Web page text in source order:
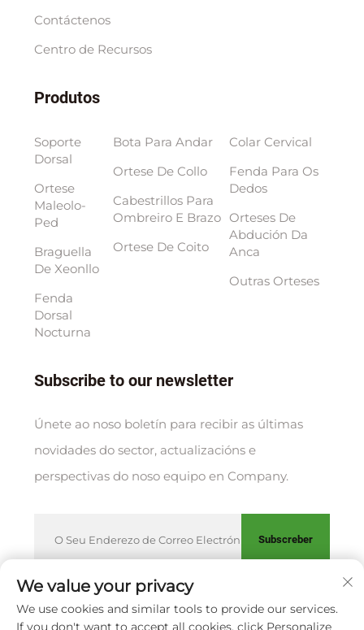
Contáctenos
Centro de Recursos
Produtos
Soporte
Dorsal
Ortese
Maleolo-
Ped
Braguella
De Xeonllo
Fenda
Dorsal
Nocturna
Bota Para Andar
Ortese De Collo
Cabestrillos Para
Ombreiro E Brazo
Ortese De Coito
Colar Cervical
Fenda Para Os
Dedos
Orteses De
Abdución Da
Anca
Outras Orteses
Subscribe to our newsletter
Únete ao noso boletín para recibir as últimas
novidades do sector, actualizacións e
perspectivas do noso equipo en Company.
Subscreber
Copyright © XIAMEN HUAKANG ORTHOPEDIC CO., LTD.
We value your privacy
We use cookies and similar tools to provide our services.
If you don't want to accept all cookies, click Personalize